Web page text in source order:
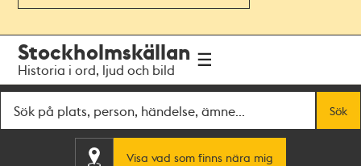
navigationen
huvudinnehållet
Stockholmskällan
Historia i ord, ljud och bild
Sök
Visa vad som finns nära mig